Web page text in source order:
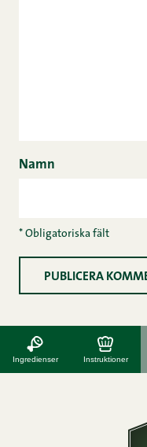
Namn
* Obligatoriska fält
Ingredienser Instruktioner